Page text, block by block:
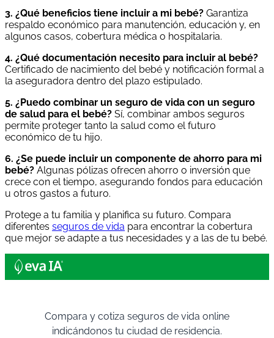
3. ¿Qué beneficios tiene incluir a mi bebé? Garantiza
respaldo económico para manutención, educación y, en
algunos casos, cobertura médica o hospitalaria.
4. ¿Qué documentación necesito para incluir al bebé?
Certificado de nacimiento del bebé y notificación formal a
la aseguradora dentro del plazo estipulado.
5. ¿Puedo combinar un seguro de vida con un seguro
de salud para el bebé? Sí, combinar ambos seguros
permite proteger tanto la salud como el futuro
económico de tu hijo.
6. ¿Se puede incluir un componente de ahorro para mi
bebé? Algunas pólizas ofrecen ahorro o inversión que
crece con el tiempo, asegurando fondos para educación
u otros gastos a futuro.
Protege a tu familia y planifica su futuro. Compara
diferentes seguros de vida para encontrar la cobertura
que mejor se adapte a tus necesidades y a las de tu bebé.
Compara y cotiza seguros de vida online
indicándonos tu ciudad de residencia.